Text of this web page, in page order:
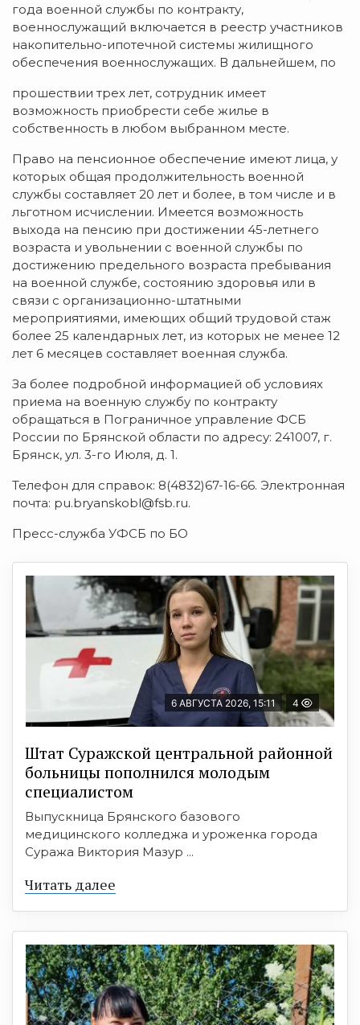
года военной службы по контракту,
военнослужащий включается в реестр участников
накопительно-ипотечной системы жилищного
обеспечения военнослужащих. В дальнейшем, по
прошествии трех лет, сотрудник имеет
возможность приобрести себе жилье в
собственность в любом выбранном месте.
Право на пенсионное обеспечение имеют лица, у
которых общая продолжительность военной
службы составляет 20 лет и более, в том числе и в
льготном исчислении. Имеется возможность
выхода на пенсию при достижении 45-летнего
возраста и увольнении с военной службы по
достижению предельного возраста пребывания
на военной службе, состоянию здоровья или в
связи с организационно-штатными
мероприятиями, имеющих общий трудовой стаж
более 25 календарных лет, из которых не менее 12
лет 6 месяцев составляет военная служба.
За более подробной информацией об условиях
приема на военную службу по контракту
обращаться в Пограничное управление ФСБ
России по Брянской области по адресу: 241007, г.
Брянск, ул. 3-го Июля, д. 1.
Телефон для справок: 8(4832)67-16-66. Электронная
почта: pu.bryanskobl@fsb.ru.
Пресс-служба УФСБ по БО
6 АВГУСТА 2026, 15:11 4
Штат Суражской центральной районной
больницы пополнился молодым
специалистом
Выпускница Брянского базового
медицинского колледжа и уроженка города
Суража Виктория Мазур ...
Читать далее